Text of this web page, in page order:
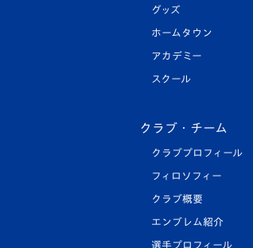
グッズ
ホームタウン
アカデミー
スクール
クラブ・チーム
クラブプロフィール
フィロソフィー
クラブ概要
エンブレム紹介
選手プロフィール